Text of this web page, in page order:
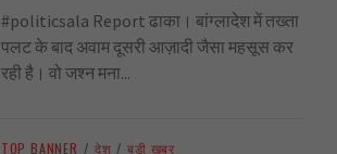
#politicsala Report ढाका। बांग्लादेश में तख्ता
पलट के बाद अवाम दूसरी आज़ादी जैसा महसूस कर
रही है। वो जश्न मना...
TOP BANNER / देश / बड़ी खबर